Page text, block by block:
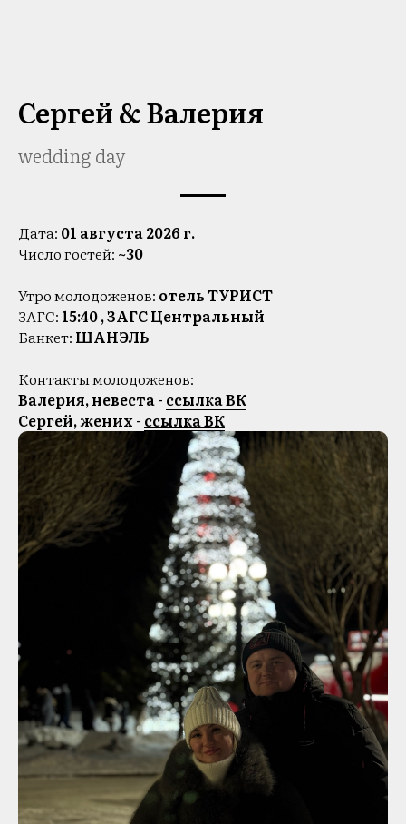
Сергей & Валерия
wedding day
Дата: 01 августа 2026 г.
Число гостей: ~30
Утро молодоженов: отель ТУРИСТ
ЗАГС: 15:40 , ЗАГС Центральный
Банкет: ШАНЭЛЬ
Контакты молодоженов:
Валерия, невеста - ссылка ВК
Сергей, жених - ссылка ВК